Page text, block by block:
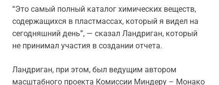
“Это самый полный каталог химических веществ,
содержащихся в пластмассах, который я видел на
сегодняшний день”, — сказал Ландриган, который
не принимал участия в создании отчета.
Ландриган, при этом, был ведущим автором
масштабного проекта Комиссии Миндеру – Монако